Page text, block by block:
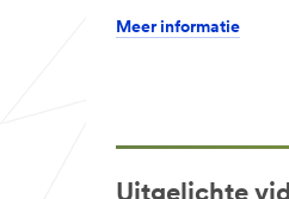
Emergency
and-
&
products/?
Meer informatie